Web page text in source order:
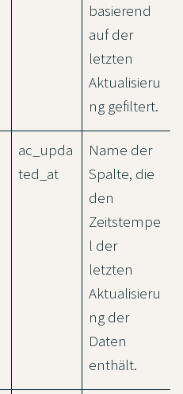
basierend
auf der
letzten
Aktualisieru
ng gefiltert.
ac_upda
ted_at
Name der
Spalte, die
den
Zeitstempe
l der
letzten
Aktualisieru
ng der
Daten
enthält.